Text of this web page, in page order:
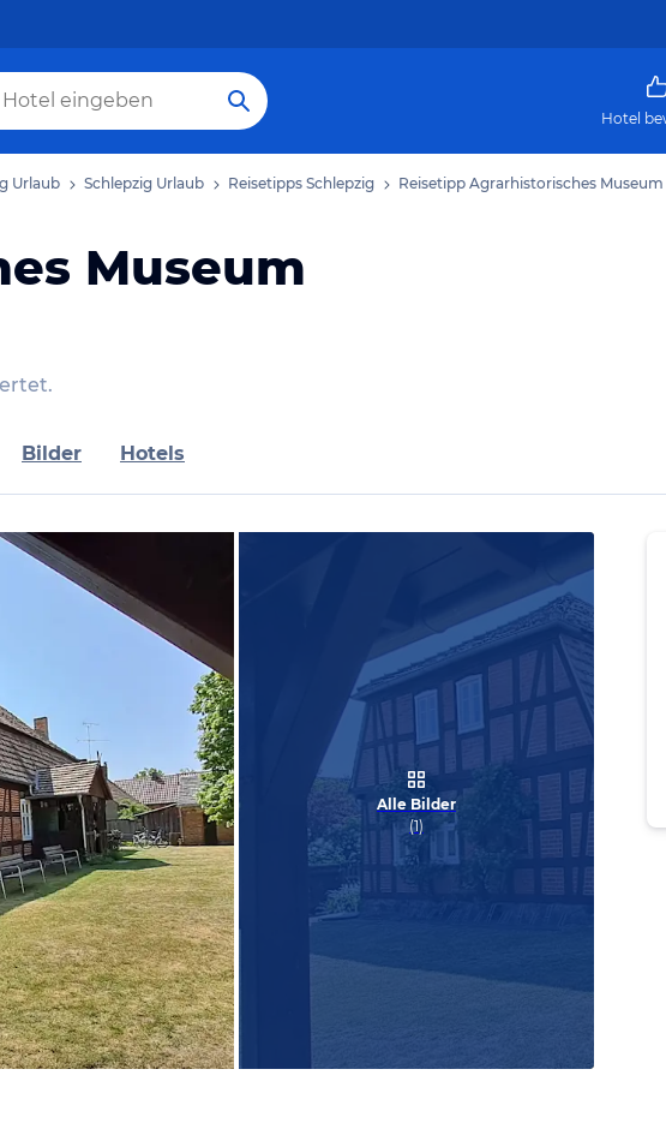
Hotel
Urlaub Schlepzig Urlaub Reisetipps Schlepzig Reisetipp Agrarhistorisches Museum
Museum
Bilder Hotels
Alle Bilder
(1)